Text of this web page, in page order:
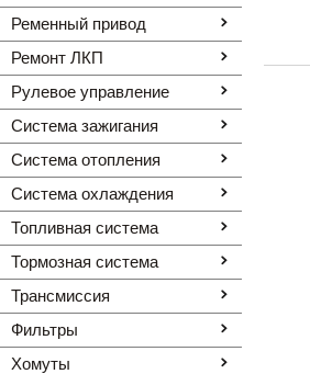
Ременный привод
Ремонт ЛКП
Рулевое управление
Система зажигания
Система отопления
Система охлаждения
Топливная система
Тормозная система
Трансмиссия
Фильтры
Хомуты